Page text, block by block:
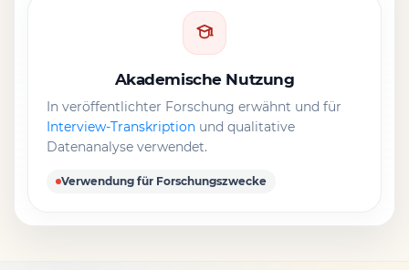
Akademische Nutzung
In veröffentlichter Forschung erwähnt und für
Interview-Transkription und qualitative
Datenanalyse verwendet.
Verwendung für Forschungszwecke